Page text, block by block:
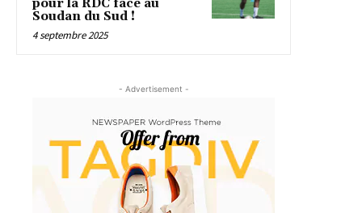
pour la RDC face au
Soudan du Sud !
4 septembre 2025
- Advertisement -